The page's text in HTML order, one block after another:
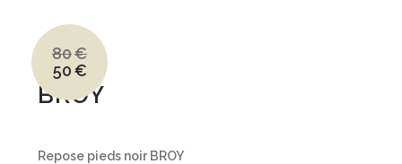
BROY
80€
Le
prix
initial
était :
50€
Le
prix
actuel
est :
Repose pieds noir BROY